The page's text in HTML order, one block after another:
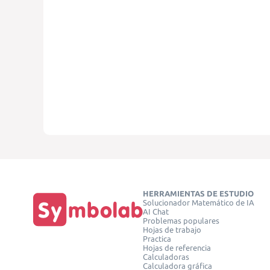
HERRAMIENTAS DE ESTUDIO
Solucionador Matemático de IA
AI Chat
Problemas populares
Hojas de trabajo
Practica
Hojas de referencia
Calculadoras
Calculadora gráfica